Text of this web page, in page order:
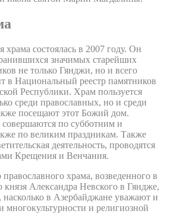
храма состоялась в 2007 году. Он
значимых старейших
не только Гянджи, но и всего
в Национальный реестр памятников
Республики. Храм пользуется
среди православных, но и среди
посещают этот Божий дом.
по субботним и
по великим праздникам. Также
деятельность, проводятся
Крещения и Венчания.
православного храма, возведенного в
князя Александра Невского в Гяндже,
насколько в Азербайджане уважают и
многокультурности и религиозной